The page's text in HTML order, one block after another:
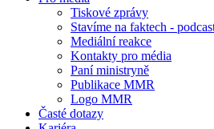
Tiskové zprávy
Stavíme na faktech -
Mediální reakce
Kontakty pro média
Paní ministryně
Publikace MMR
Logo MMR
Časté dotazy